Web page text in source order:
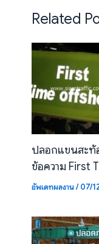
Related
ปลอกแขนสะท้
ข้อความ First
อัพเดทผลงาน/07/